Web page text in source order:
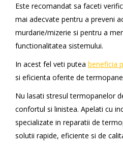
Este recomandat sa faceti
mai adecvate pentru a preveni
murdarie/mizerie si pentru a
functionalitatea sistemului.
In acest fel veti putea beneficia
si eficienta oferite de
Nu lasati stresul termopanelor
confortul si linistea. Apelati cu
specializate in reparatii de
solutii rapide, eficiente si de